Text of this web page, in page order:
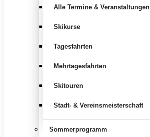
Alle Termine & Veranstaltungen
Skikurse
Tagesfahrten
Mehrtagesfahrten
Skitouren
Stadt- & Vereinsmeisterschaft
Sommerprogramm